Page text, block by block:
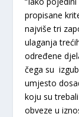
propisane
najviše tri
ulaganja
određene
čega su
umjesto
koju su
obveze u